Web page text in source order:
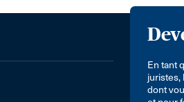
En tant
juristes,
dont